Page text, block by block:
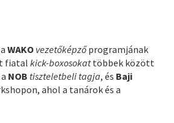
aWAKO vezetőképzőprogramjának
fiatalkick-boxosokattöbbek között
NOB tiszteletbeli tagja, és Baji
ahol a tanárok és a